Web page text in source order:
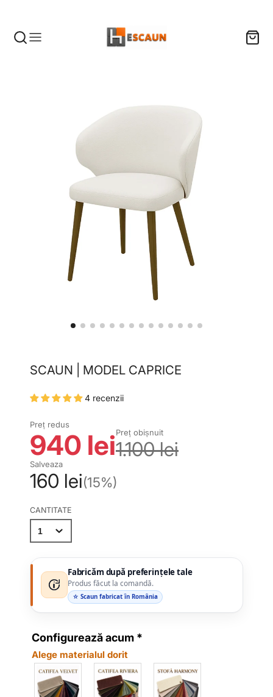
SCAUN | MODEL CAPRICE
4 recenzii
Preț redus
940 leiPreț obișnuit
1.100 lei
Salveaza
160 lei(15%)
CANTITATE
Fabricăm după preferințele tale
Produs făcut la comandă.
☆ Scaun fabricat în România
Configurează acum *
Alege materialul dorit